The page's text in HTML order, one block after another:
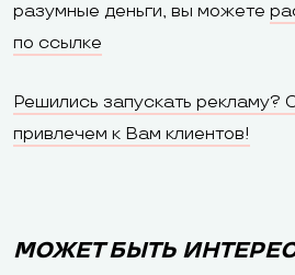
разумные деньги, вы можете
по ссылке
Решились запускать рекламу?
привлечем к Вам клиентов!
МОЖЕТ БЫТЬ